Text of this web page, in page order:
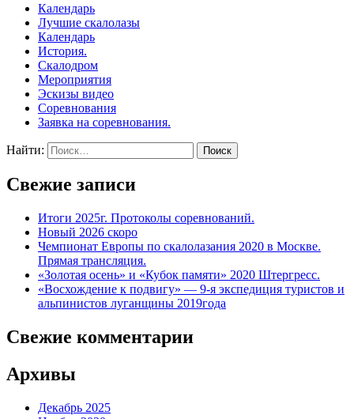
Календарь
Лучшие скалолазы
Календарь
История.
Скалодром
Мероприятия
Эскизы видео
Соревнования
Заявка на соревнования.
Найти:
Свежие записи
Итоги 2025г. Протоколы соревнований.
Новый 2026 скоро
Чемпионат Европы по скалолазания 2020 в Москве.
Прямая трансляция.
«Золотая осень» и «Кубок памяти» 2020 Штергресс.
«Восхождение к подвигу» — 9-я экспедиция туристов и
альпинистов луганщины 2019года
Свежие комментарии
Архивы
Декабрь 2025